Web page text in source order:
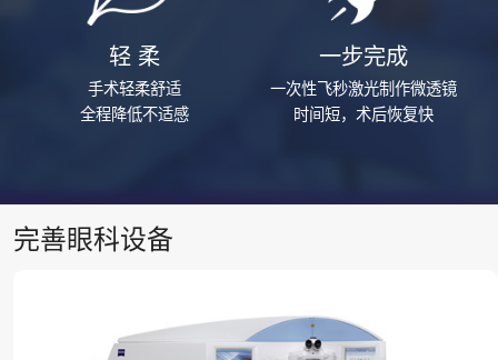
轻 柔
手术轻柔舒适
全程降低不适感
一步完成
一次性飞秒激光制作微透镜
时间短，术后恢复快
完善眼科设备